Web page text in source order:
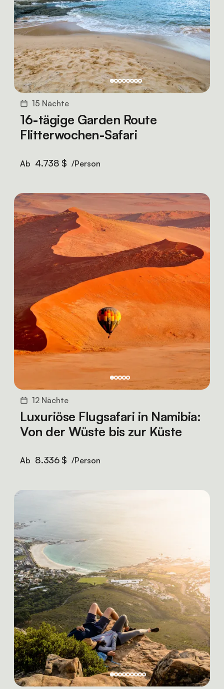
15 Nächte
16-tägige Garden Route
Flitterwochen-Safari
Ab 4.738 $ /Person
12 Nächte
Luxuriöse Flugsafari in Namibia:
Von der Wüste bis zur Küste
Ab 8.336 $ /Person